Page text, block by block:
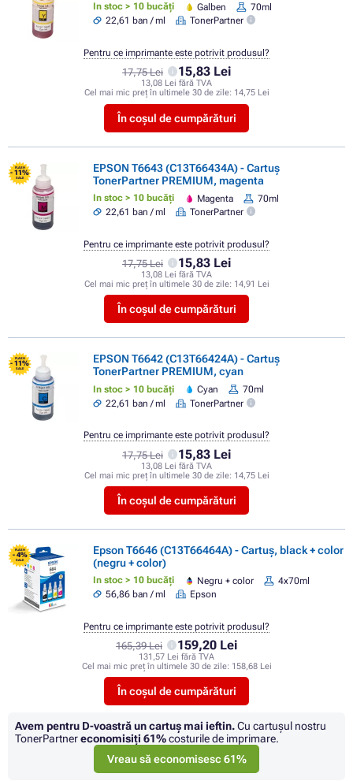
In stoc > 10 bucăți Galben
70ml
22,61 ban / ml
TonerPartner
17,75 Lei 15,83 Lei
13,08 Lei fără TVA
Cel mai mic preț în ultimele 30 de zile: 14,75 Lei
În coșul de cumpărături
Pentru ce imprimante este potrivit produsul?
FLASH
- 11%
SALE
EPSON T6643 (C13T66434A) - Cartuș
TonerPartner PREMIUM, magenta
In stoc > 10 bucăți Magenta
70ml
22,61 ban / ml
TonerPartner
17,75 Lei 15,83 Lei
13,08 Lei fără TVA
Cel mai mic preț în ultimele 30 de zile: 14,91 Lei
În coșul de cumpărături
Pentru ce imprimante este potrivit produsul?
FLASH
- 11%
SALE
EPSON T6642 (C13T66424A) - Cartuș
TonerPartner PREMIUM, cyan
In stoc > 10 bucăți Cyan
70ml
22,61 ban / ml
TonerPartner
17,75 Lei 15,83 Lei
13,08 Lei fără TVA
Cel mai mic preț în ultimele 30 de zile: 14,75 Lei
În coșul de cumpărături
Pentru ce imprimante este potrivit produsul?
FLASH
- 4%
SALE
Epson T6646 (C13T66464A) - Cartuș, black + color
(negru + color)
In stoc > 10 bucăți Negru + color
4x70ml
56,86 ban / ml
Epson
165,39 Lei 159,20 Lei
131,57 Lei fără TVA
Cel mai mic preț în ultimele 30 de zile: 158,68 Lei
În coșul de cumpărături
Pentru ce imprimante este potrivit produsul?
Avem pentru D-voastră un cartuș mai ieftin.Cu cartuşul nostru
TonerPartnereconomisiţi 61%costurile de imprimare.
Vreau să economisesc 61%